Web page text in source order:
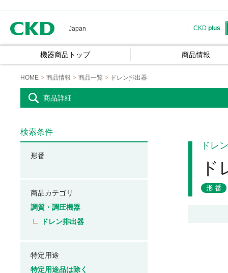
Japan CKD plus
機器商品トップ 商品情報
HOME 商品情報 商品一覧 ドレン排出器
商品詳細
ドレ
ド
形番
検索条件
形番
商品カテゴリ
調質・調圧機器
ドレン排出器
特定用途
特定用途品は除く